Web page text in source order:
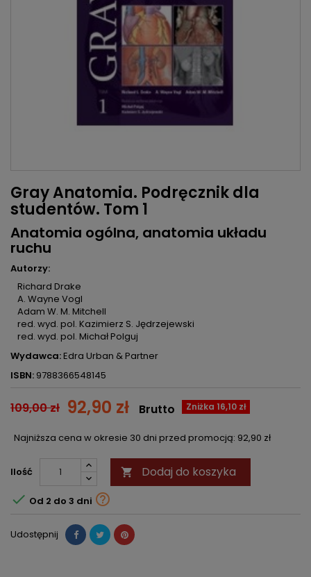
Gray Anatomia. Podręcznik dla
studentów. Tom 1
Anatomia ogólna, anatomia układu
ruchu
Autorzy:
Richard Drake
A. Wayne Vogl
Adam W. M. Mitchell
red. wyd. pol. Kazimierz S. Jędrzejewski
red. wyd. pol. Michał Polguj
Wydawca:Edra Urban & Partner
ISBN: 9788366548145
109,00 zł 92,90 zł Zniżka 16,10 zł
Brutto
Najniższa cena w okresie 30 dni przed promocją: 92,90 zł
Ilość  Dodaj do koszyka
 Od 2 do 3 dni 
Udostępnij